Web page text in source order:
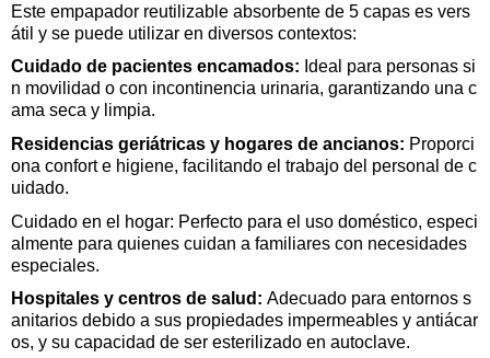
Este empapador reutilizable absorbente de 5 capas es vers
átil y se puede utilizar en diversos contextos:
Cuidado de pacientes encamados: Ideal para personas si
n movilidad o con incontinencia urinaria, garantizando una c
ama seca y limpia.
Residencias geriátricas y hogares de ancianos: Proporci
ona confort e higiene, facilitando el trabajo del personal de c
uidado.
Cuidado en el hogar: Perfecto para el uso doméstico, especi
almente para quienes cuidan a familiares con necesidades
especiales.
Hospitales y centros de salud: Adecuado para entornos s
anitarios debido a sus propiedades impermeables y antiácar
os, y su capacidad de ser esterilizado en autoclave.